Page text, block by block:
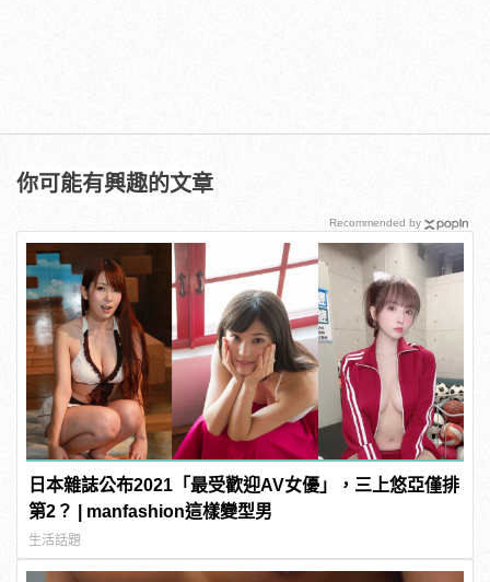
你可能有興趣的文章
日本雜誌公布2021「最受歡迎AV女優」，三上悠亞僅排
第2？ | manfashion這樣變型男
生活話題
Recommended by